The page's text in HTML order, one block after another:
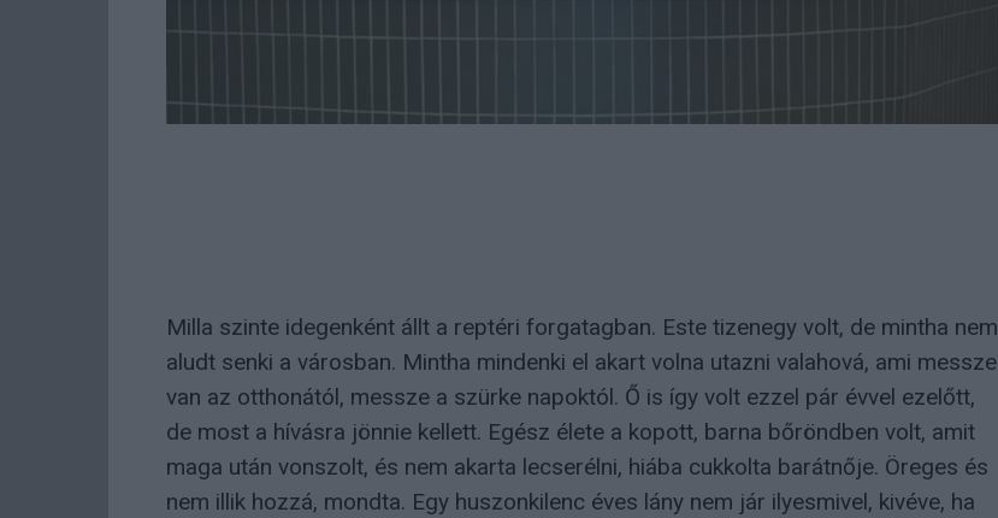
Milla szinte idegenként állt a reptéri forgatagban. Este tizenegy volt, de mintha nem
aludt senki a városban. Mintha mindenki el akart volna utazni valahová, ami messze
van az otthonától, messze a szürke napoktól. Ő is így volt ezzel pár évvel ezelőtt,
de most a hívásra jönnie kellett. Egész élete a kopott, barna bőröndben volt, amit
maga után vonszolt, és nem akarta lecserélni, hiába cukkolta barátnője. Öreges és
nem illik hozzá, mondta. Egy huszonkilenc éves lány nem jár ilyesmivel, kivéve, ha